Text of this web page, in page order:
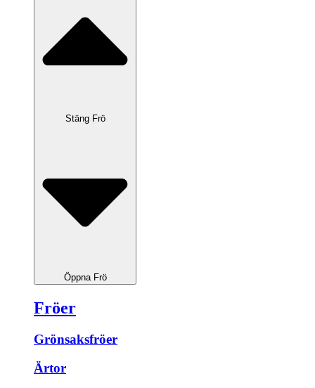
Stäng Frö
Öppna Frö
Fröer
Grönsaksfröer
Ärtor